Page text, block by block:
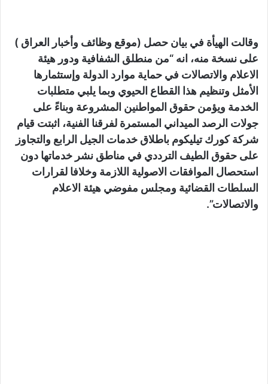
وقالت الهيأة في بيان حصل (موقع وظائف وأخبار العراق )
على نسخة منه، انه “من منطلق الشفافية ودور هيئة
الاعلام والاتصالات في حماية موارد الدولة وإستثمارها
الأمثل وتنظيم هذا القطاع الحيوي وبما يلبي متطلبات
الخدمة ويؤمن حقوق المواطنين المشروعة وبناءً على
جولات الرصد الميداني المستمرة لفرقنا الفنية، اثبتت قيام
شركة كورك تيليكوم باطلاق خدمات الجيل الرابع والتجاوز
على حقوق الطيف الترددي في مناطق نشر خدماتها دون
استحصال الموافقات الاصولية اللازمة وخلافا لقرارات
السلطات القضائية ومجلس مفوضي هيئة الاعلام
والاتصالات”.